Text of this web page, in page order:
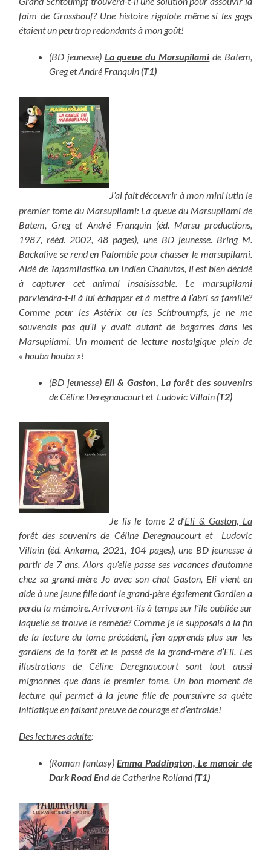
faim de Grossbouf? Une histoire rigolote même si les gags
étaient un peu trop redondants à mon goût!
(BD jeunesse) La queue du Marsupilami de Batem,
Greg et André Franquin(T1)
J’ai fait découvrir à mon mini lutin le
premier tome du Marsupilami: La queue du Marsupilamide
Batem, Greg et André Franquin (éd. Marsu productions,
1987, rééd. 2002, 48 pages), une BD jeunesse. Bring M.
Backalive se rend en Palombie pour chasser le marsupilami.
Aidé de Tapamilastiko, un Indien Chahutas, il est bien décidé
à capturer cet animal insaisissable. Le marsupilami
parviendra-t-il à lui échapper et à mettre à l’abri sa famille?
Comme pour les Astérix ou les Schtroumpfs, je ne me
souvenais pas qu’il y avait autant de bagarres dans les
Marsupilami. Un moment de lecture nostalgique plein de
« houba houba »!
(BD jeunesse) Eli & Gaston, La forêt des souvenirs
de Céline Deregnaucourt et Ludovic Villain(T2)
Je lis le tome 2 d’Eli & Gaston, La
forêt des souvenirsde Céline Deregnaucourt et Ludovic
Villain (éd. Ankama, 2021, 104 pages), une BD jeunesse à
partir de 7 ans. Alors qu’elle passe ses vacances d’automne
chez sa grand-mère Jo avec son chat Gaston, Eli vient en
aide à une jeune fille dont le grand-père également Gardien a
perdu la mémoire. Arriveront-ils à temps sur l’île oubliée sur
laquelle se trouve le remède? Comme je le supposais à la fin
de la lecture du tome précédent, j’en apprends plus sur les
gardiens de la forêt et le passé de la grand-mère d’Eli. Les
illustrations de Céline Deregnaucourt sont tout aussi
mignonnes que dans le premier tome. Un bon moment de
lecture qui permet à la jeune fille de poursuivre sa quête
initiatique en faisant preuve de courage et d’entraide!
Des lectures adulte:
(Roman fantasy) Emma Paddington, Le manoir de
Dark Road Endde Catherine Rolland(T1)